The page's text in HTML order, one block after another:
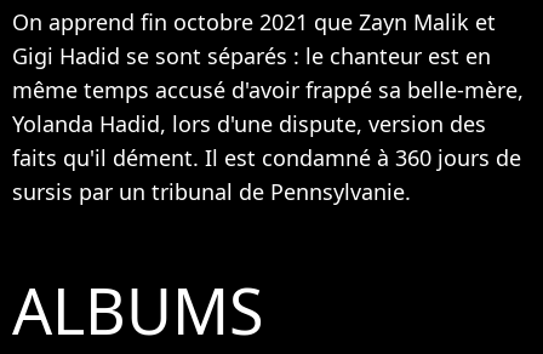
On apprend fin octobre 2021 que Zayn Malik et
Gigi Hadid se sont séparés : le chanteur est en
même temps accusé d'avoir frappé sa belle-mère,
Yolanda Hadid, lors d'une dispute, version des
faits qu'il dément. Il est condamné à 360 jours de
sursis par un tribunal de Pennsylvanie.
ALBUMS